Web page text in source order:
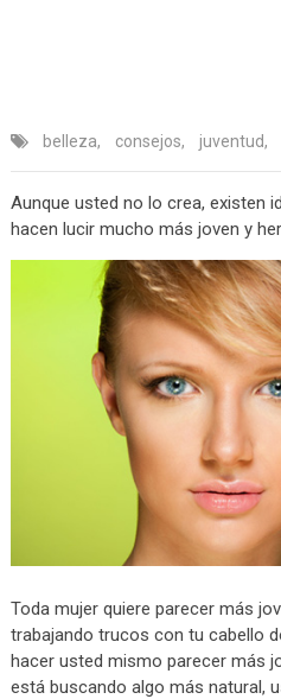
belleza, consejos, juventud,
Aunque usted no lo crea, existen
hacen lucir mucho más joven y
Toda mujer quiere parecer más
trabajando trucos con tu cabello
hacer usted mismo parecer más
está buscando algo más natural,